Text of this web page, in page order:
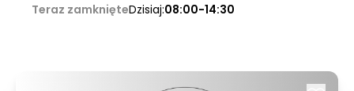
Teraz zamknięteDzisiaj:08:00-14:30